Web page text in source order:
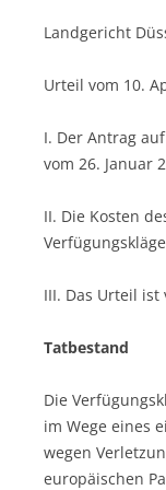
Landgericht
Urteil vom 10.
I. Der Antrag
vom 26. Januar
II. Die Kosten
III. Das Urteil
Tatbestand
Die
im Wege eines
wegen
europäischen